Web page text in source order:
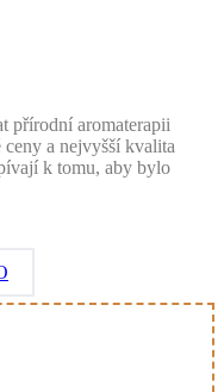
přírodní aromaterapii
a nejvyšší kvalita
k tomu, aby bylo